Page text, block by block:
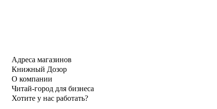
Адреса магазинов
Книжный Дозор
О компании
Читай-город для бизнеса
Хотите у нас работать?